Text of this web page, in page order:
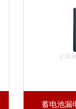
蓄电池漏